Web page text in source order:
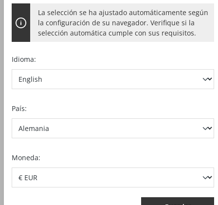
FRESA PARA RANURAS KFU 1000 E
EN EL MALETÍN DE TRANSPORTE
La selección se ha ajustado automáticamente según
la configuración de su navegador. Verifique si la
selección automática cumple con sus requisitos.
Idioma:
País:
Moneda: